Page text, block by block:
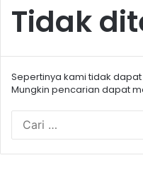
Tidak
Sepertinya kami tidak
Mungkin pencarian dapat